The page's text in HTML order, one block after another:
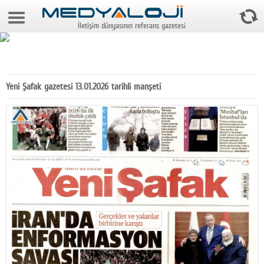
8 Ağustos 2026 18:53:50
Gazeteler
Medya
Reyting-tiraj
Teknoloji
Televizyon
Dünya
Pr
İletişim dünyasının referans gazetesi
Yeni Şafak gazetesi 13.01.2026 tarihli manşeti